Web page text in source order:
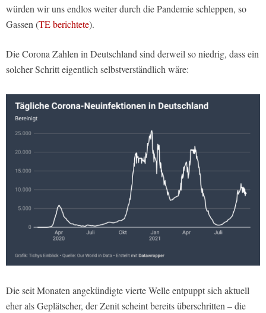
würden wir uns endlos weiter durch die Pandemie schleppen, so
Gassen (TE berichtete).
Die Corona Zahlen in Deutschland sind derweil so niedrig, dass ein
solcher Schritt eigentlich selbstverständlich wäre:
Die seit Monaten angekündigte vierte Welle entpuppt sich aktuell
eher als Geplätscher, der Zenit scheint bereits überschritten – die